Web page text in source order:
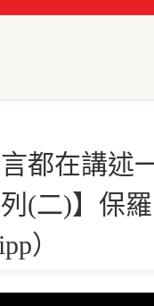
言都在講述
(二)】保
）